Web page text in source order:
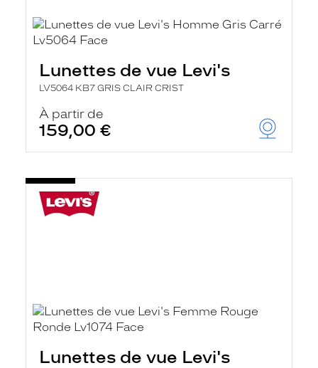
Lunettes de vue Levi's
LV5064 KB7 GRIS CLAIR CRIST
À partir de
159,00 €
Lunettes de vue Levi's